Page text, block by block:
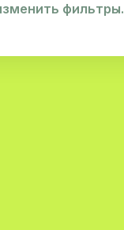
фильтры.